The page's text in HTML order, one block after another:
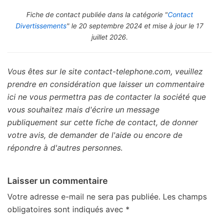
Fiche de contact publiée dans la catégorie "Contact
Divertissements" le 20 septembre 2024 et mise à jour le 17
juillet 2026.
Vous êtes sur le site contact-telephone.com, veuillez
prendre en considération que laisser un commentaire
ici ne vous permettra pas de contacter la société que
vous souhaitez mais d'écrire un message
publiquement sur cette fiche de contact, de donner
votre avis, de demander de l'aide ou encore de
répondre à d'autres personnes.
Laisser un commentaire
Votre adresse e-mail ne sera pas publiée. Les champs
obligatoires sont indiqués avec *